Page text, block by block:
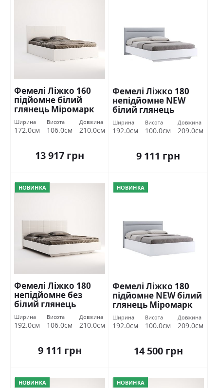
Фемелі Ліжко 160
підйомне білий
глянець Міромарк
Ширина
172.0см
Висота
106.0см
Довжина
210.0см
13 917 грн
Фемелі Ліжко 180
непідйомне NEW
білий глянець
Міромарк
Ширина
192.0см
Висота
100.0см
Довжина
209.0см
9 111 грн
НОВИНКА
Фемелі Ліжко 180
непідйомне без
білий глянець
Міромарк
Ширина
192.0см
Висота
106.0см
Довжина
210.0см
9 111 грн
НОВИНКА
Фемелі Ліжко 180
підйомне NEW білий
глянець Міромарк
Ширина
192.0см
Висота
100.0см
Довжина
209.0см
14 500 грн
НОВИНКА НОВИНКА